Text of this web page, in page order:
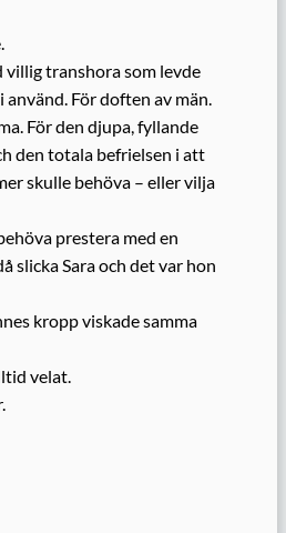
villig transhora som levde
För doften av män.
För den djupa, fyllande
den totala befrielsen i att
skulle behöva – eller vilja
prestera med en
slicka Sara och det var hon
kropp viskade samma
velat.